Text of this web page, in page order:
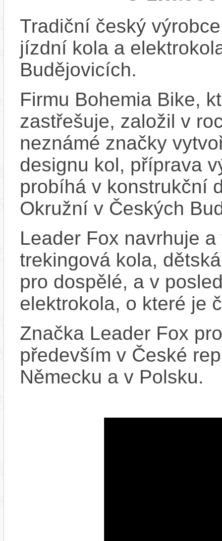
Tradiční český
jízdní kola a
Budějovicích.
Firmu Bohemia Bike,
zastřešuje, založil v
neznámé značky
designu kol, příprava
probíhá v konstrukční
Okružní v Českých
Leader Fox navrhuje
trekingová kola,
pro dospělé, a v
elektrokola, o které je
Značka Leader Fox
především v České
Německu a v Polsku.